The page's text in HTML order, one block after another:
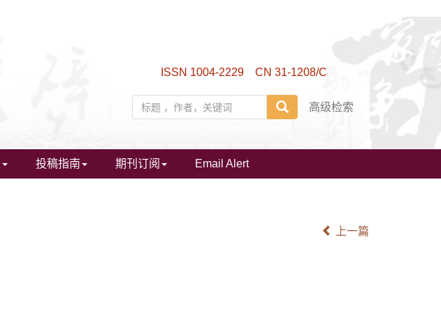
ISSN 1004-2229 CN 31-1208/C
高级检索
投稿指南 期刊订阅 Email Alert
上一篇